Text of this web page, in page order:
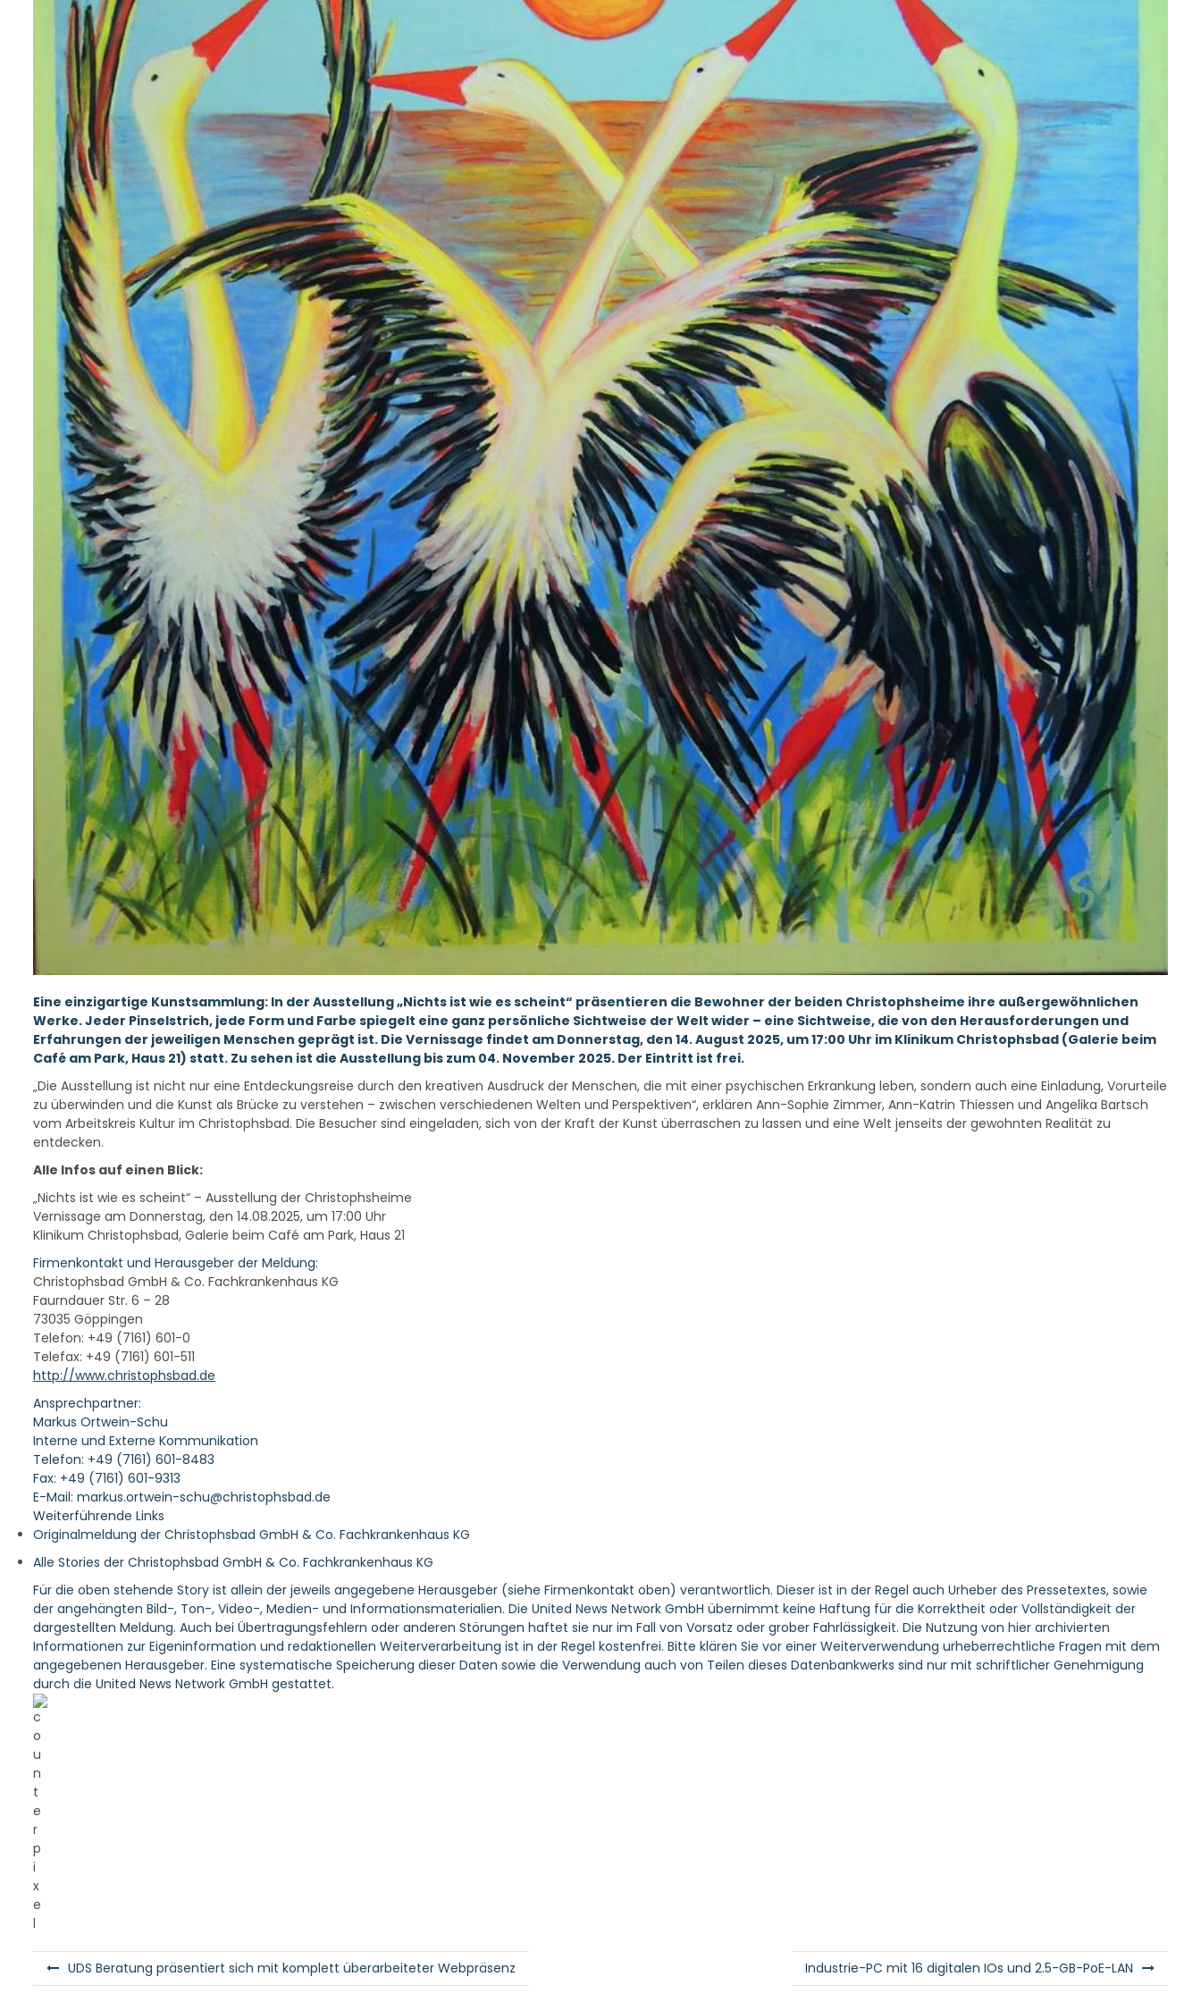
Eine einzigartige Kunstsammlung: In der Ausstellung „Nichts ist wie es scheint“ präsentieren die Bewohner der beiden Christophsheime ihre außergewöhnlichen
Werke. Jeder Pinselstrich, jede Form und Farbe spiegelt eine ganz persönliche Sichtweise der Welt wider – eine Sichtweise, die von den Herausforderungen und
Erfahrungen der jeweiligen Menschen geprägt ist. Die Vernissage findet am Donnerstag, den 14. August 2025, um 17:00 Uhr im Klinikum Christophsbad (Galerie beim
Café am Park, Haus 21) statt. Zu sehen ist die Ausstellung bis zum 04. November 2025. Der Eintritt ist frei.
„Die Ausstellung ist nicht nur eine Entdeckungsreise durch den kreativen Ausdruck der Menschen, die mit einer psychischen Erkrankung leben, sondern auch eine Einladung, Vorurteile
zu überwinden und die Kunst als Brücke zu verstehen – zwischen verschiedenen Welten und Perspektiven“, erklären Ann-Sophie Zimmer, Ann-Katrin Thiessen und Angelika Bartsch
vom Arbeitskreis Kultur im Christophsbad. Die Besucher sind eingeladen, sich von der Kraft der Kunst überraschen zu lassen und eine Welt jenseits der gewohnten Realität zu
entdecken.
Alle Infos auf einen Blick:
„Nichts ist wie es scheint“ – Ausstellung der Christophsheime
Vernissage am Donnerstag, den 14.08.2025, um 17:00 Uhr
Klinikum Christophsbad, Galerie beim Café am Park, Haus 21
Firmenkontakt und Herausgeber der Meldung:
Christophsbad GmbH & Co. Fachkrankenhaus KG
Faurndauer Str. 6 – 28
73035 Göppingen
Telefon: +49 (7161) 601-0
Telefax: +49 (7161) 601-511
http://www.christophsbad.de
Ansprechpartner:
Markus Ortwein-Schu
Interne und Externe Kommunikation
Telefon: +49 (7161) 601-8483
Fax: +49 (7161) 601-9313
E-Mail: markus.ortwein-schu@christophsbad.de
Weiterführende Links
Originalmeldung der Christophsbad GmbH & Co. Fachkrankenhaus KG
Alle Stories der Christophsbad GmbH & Co. Fachkrankenhaus KG
Für die oben stehende Story ist allein der jeweils angegebene Herausgeber (siehe Firmenkontakt oben) verantwortlich. Dieser ist in der Regel auch Urheber des Pressetextes, sowie
der angehängten Bild-, Ton-, Video-, Medien- und Informationsmaterialien. Die United News Network GmbH übernimmt keine Haftung für die Korrektheit oder Vollständigkeit der
dargestellten Meldung. Auch bei Übertragungsfehlern oder anderen Störungen haftet sie nur im Fall von Vorsatz oder grober Fahrlässigkeit. Die Nutzung von hier archivierten
Informationen zur Eigeninformation und redaktionellen Weiterverarbeitung ist in der Regel kostenfrei. Bitte klären Sie vor einer Weiterverwendung urheberrechtliche Fragen mit dem
angegebenen Herausgeber. Eine systematische Speicherung dieser Daten sowie die Verwendung auch von Teilen dieses Datenbankwerks sind nur mit schriftlicher Genehmigung
durch die United News Network GmbH gestattet.
e
UDS Beratung präsentiert sich mit komplett überarbeiteter Webpräsenz Industrie-PC mit 16 digitalen IOs und 2.5-GB-PoE-LAN